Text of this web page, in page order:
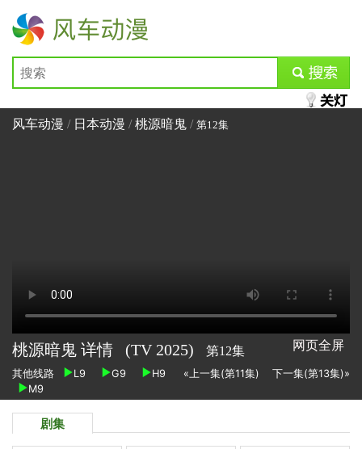
风车动漫
submit
风车动漫 / 日本动漫 /桃源暗鬼 / 第12集
网页全屏
桃源暗鬼 详情 (TV 2025) 第12集
«上一集(第11集) 下一集(第13集)»
其他线路 L9 G9
H9
M9
剧集